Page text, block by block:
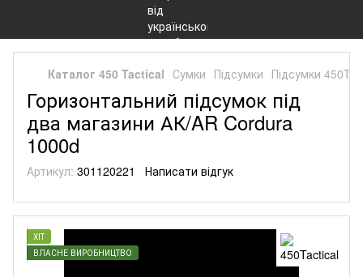
Каталог 450 Tactical Сумки Підсумки Підсумки
Горизонтальний підсумок під
два магазини АК/AR Cordura
1000d
Артикул: 301120221 Написати відгук
ХІТ
ВЛАСНЕ ВИРОБНИЦТВО